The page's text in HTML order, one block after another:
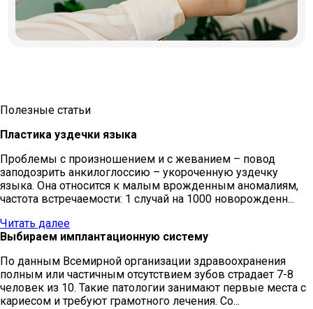
Полезные статьи
Пластика уздечки языка
Проблемы с произношением и с жеванием – повод
заподозрить анкилоглоссию – укороченную уздечку
языка. Она относится к малым врожденным аномалиям,
частота встречаемости: 1 случай на 1000 новорожденн...
Читать далее
Выбираем имплантационную систему
По данным Всемирной организации здравоохранения
полным или частичным отсутствием зубов страдает 7-8
человек из 10. Такие патологии занимают первые места с
кариесом и требуют грамотного лечения. Со...